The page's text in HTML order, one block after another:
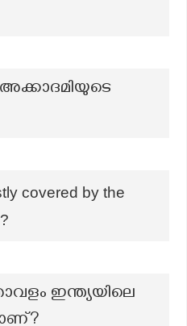
covered by the
ഇന്ത്യയിലെ